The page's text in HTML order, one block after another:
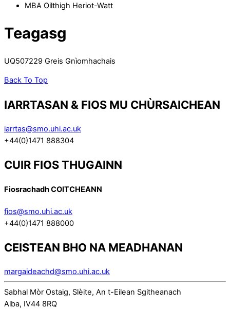
MBA Oilthigh Heriot-Watt
Teagasg
UQ507229 Greis Gnìomhachais
Back To Top
IARRTASAN & FIOS MU CHÙRSAICHEAN
iarrtas@smo.uhi.ac.uk
+44(0)1471 888304
CUIR FIOS THUGAINN
Fiosrachadh COITCHEANN
fios@smo.uhi.ac.uk
+44(0)1471 888000
CEISTEAN BHO NA MEADHANAN
margaideachd@smo.uhi.ac.uk
Sabhal Mòr Ostaig, Slèite, An t-Eilean Sgitheanach
Alba, IV44 8RQ